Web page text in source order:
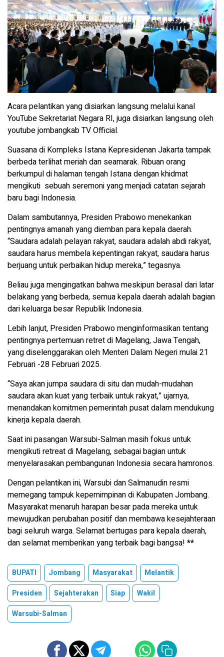
Acara pelantikan yang disiarkan langsung melalui kanal
YouTube Sekretariat Negara RI, juga disiarkan langsung oleh
youtube jombangkab TV Official.
Suasana di Kompleks Istana Kepresidenan Jakarta tampak
berbeda terlihat meriah dan seamarak. Ribuan orang
berkumpul di halaman tengah Istana dengan khidmat
mengikuti sebuah seremoni yang menjadi catatan sejarah
baru bagi Indonesia.
Dalam sambutannya, Presiden Prabowo menekankan
pentingnya amanah yang diemban para kepala daerah.
“Saudara adalah pelayan rakyat, saudara adalah abdi rakyat,
saudara harus membela kepentingan rakyat, saudara harus
berjuang untuk perbaikan hidup mereka,” tegasnya.
Beliau juga mengingatkan bahwa meskipun berasal dari latar
belakang yang berbeda, semua kepala daerah adalah bagian
dari keluarga besar Republik Indonesia.
Lebih lanjut, Presiden Prabowo menginformasikan tentang
pentingnya pertemuan retret di Magelang, Jawa Tengah,
yang diselenggarakan oleh Menteri Dalam Negeri mulai 21
Februari -28 Februari 2025.
“Saya akan jumpa saudara di situ dan mudah-mudahan
saudara akan kuat yang terbaik untuk rakyat,” ujarnya,
menandakan komitmen pemerintah pusat dalam mendukung
kinerja kepala daerah.
Saat ini pasangan Warsubi-Salman masih fokus untuk
mengikuti retreat di Magelang, sebagai bagian untuk
menyelarasakan pembangunan Indonesia secara hamronos.
Dengan pelantikan ini, Warsubi dan Salmanudin resmi
memegang tampuk kepemimpinan di Kabupaten Jombang.
Masyarakat menaruh harapan besar pada mereka untuk
mewujudkan perubahan positif dan membawa kesejahteraan
bagi seluruh warga. Selamat bertugas para kepala daerah,
dan selamat memberikan yang terbaik bagi bangsa! **
BUPATI Jombang Masyarakat
Melantik
Presiden
Sejahterakan Siap
Wakil
Warsubi-Salman